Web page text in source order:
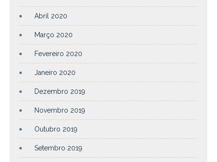
Abril 2020
Março 2020
Fevereiro 2020
Janeiro 2020
Dezembro 2019
Novembro 2019
Outubro 2019
Setembro 2019